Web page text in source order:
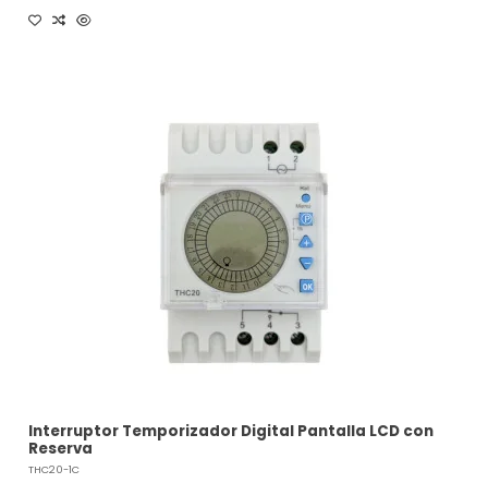
Interruptor Temporizador Digital Pantalla LCD con
Reserva
THC20-1C